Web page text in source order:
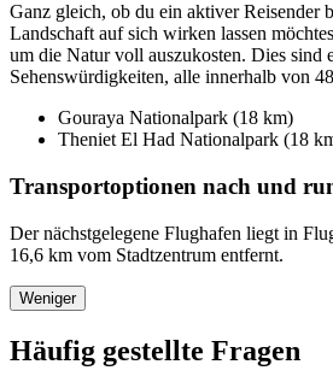
Ganz gleich, ob du ein aktiver Reisender
Landschaft auf sich wirken lassen
um die Natur voll auszukosten. Dies sind
Sehenswürdigkeiten, alle innerhalb von
Gouraya Nationalpark (18 km)
Theniet El Had Nationalpark (18
Transportoptionen nach und
Der nächstgelegene Flughafen liegt in
16,6 km vom Stadtzentrum entfernt.
Weniger
Häufig gestellte Fragen